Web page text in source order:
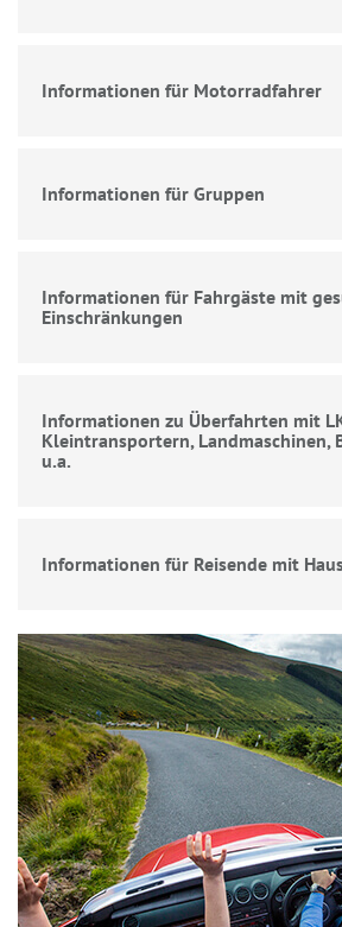
Informationen für Motorradfahrer
Informationen für Gruppen
Informationen für Fahrgäste mit
Einschränkungen
Informationen zu Überfahrten mit
Kleintransportern, Landmaschinen,
u.a.
Informationen für Reisende mit